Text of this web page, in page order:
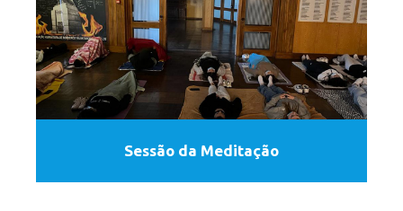
Sessão da Meditação